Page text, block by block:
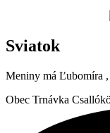
Sviatok
Meniny má Ľubomíra
Obec Trnávka